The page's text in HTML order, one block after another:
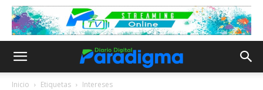
Inicio Etiquetas Intereses